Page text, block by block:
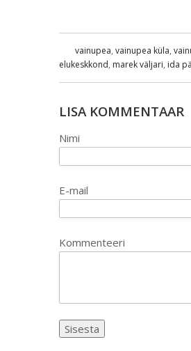
vainupea, vainupea küla,
elukeskkond, marek väljari, ida
LISA KOMMENTAAR
Nimi
E-mail
Kommenteeri